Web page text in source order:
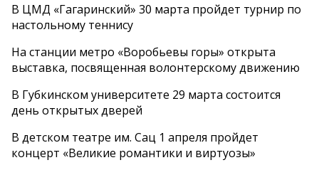
В ЦМД «Гагаринский» 30 марта пройдет турнир по
настольному теннису
На станции метро «Воробьевы горы» открыта
выставка, посвященная волонтерскому движению
В Губкинском университете 29 марта состоится
день открытых дверей
В детском театре им. Сац 1 апреля пройдет
концерт «Великие романтики и виртуозы»